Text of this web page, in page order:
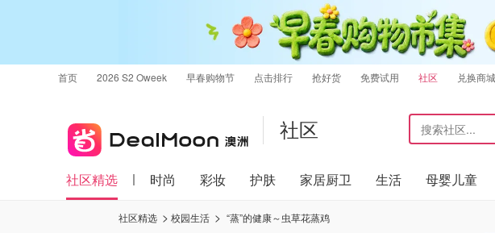
首页 2026 S2 Oweek 早春购物节 点击排行 抢好货 免费试用 社区 兑换商城
社区
社区精选 时尚 彩妆 护肤 家居厨卫 生活 母婴儿童
社区精选 校园生活 “蒸”的健康～虫草花蒸鸡